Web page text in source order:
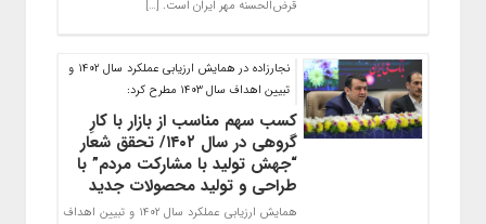
قرض‌الحسنه مهر ایران است. […]
نجارزاده در همایش ارزیابی عملکرد سال ۱۴۰۲ و
تبیین اهداف سال ۱۴۰۳ مطرح کرد:
کسب سهم مناسب از بازار با کارِ
گروهی در سال ۱۴۰۲/ تحقق شعار
“جهش تولید با مشارکت مردم” با
طراحی و تولید محصولات جدید
همایش ارزیابی عملکرد سال ۱۴۰۲ و تبیین اهداف